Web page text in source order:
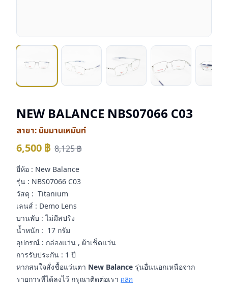
NEW BALANCE NBS07066 C03
สาขา: นิมมานเหมินท์
6,500 ฿ 8,125฿
ยี่ห้อ : New Balance
รุ่น : NBS07066 C03
วัสดุ : Titanium
เลนส์ : Demo Lens
บานพับ : ไม่มีสปริง
น้ำหนัก : 17 กรัม
อุปกรณ์ : กล่องแว่น , ผ้าเช็ดแว่น
การรับประกัน : 1 ปี
หากสนใจสั่งชื้อแว่นตา New Balance รุ่นอื่นนอกเหนือจาก
รายการที่ได้ลงไว้ กรุณาติดต่อเรา คลิก